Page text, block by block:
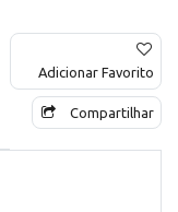
Adicionar Favorito
Compartilhar